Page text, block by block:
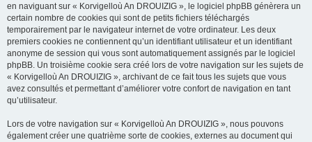
en naviguant sur « Korvigelloù An DROUIZIG », le logiciel phpBB génèrera un
certain nombre de cookies qui sont de petits fichiers téléchargés
temporairement par le navigateur internet de votre ordinateur. Les deux
premiers cookies ne contiennent qu’un identifiant utilisateur et un identifiant
anonyme de session qui vous sont automatiquement assignés par le logiciel
phpBB. Un troisième cookie sera créé lors de votre navigation sur les sujets de
« Korvigelloù An DROUIZIG », archivant de ce fait tous les sujets que vous
avez consultés et permettant d’améliorer votre confort de navigation en tant
qu’utilisateur.
Lors de votre navigation sur « Korvigelloù An DROUIZIG », nous pouvons
également créer une quatrième sorte de cookies, externes au document qui